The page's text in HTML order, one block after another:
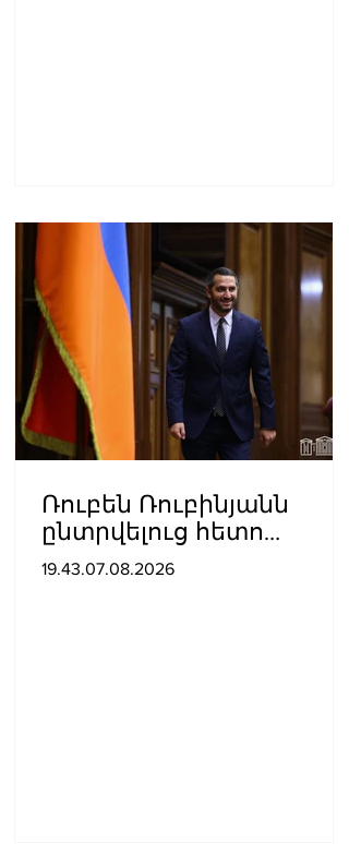
Ռուբեն Ռուբինյանն
ընտրվելուց հետո
դարձել է աշխարհի
19.43.07.08.2026